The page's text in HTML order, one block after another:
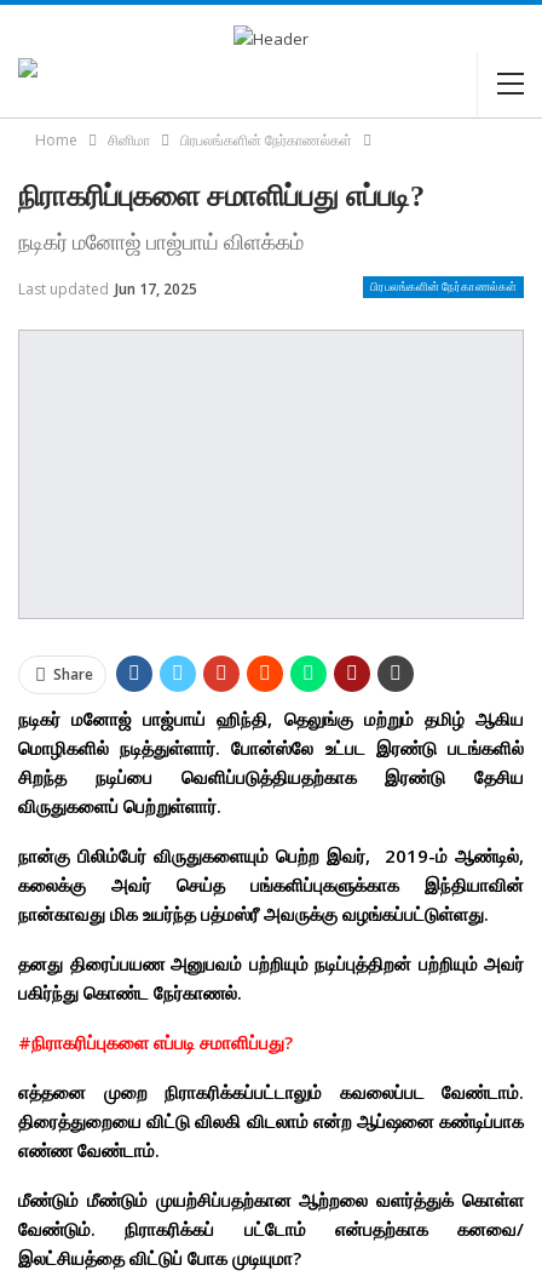
Home சினிமா பிரபலங்களின் நேர்காணல்கள்
நிராகரிப்புகளை சமாளிப்பது எப்படி?
நடிகர் மனோஜ் பாஜ்பாய் விளக்கம்
பிரபலங்களின் நேர்காணல்கள்
Last updated Jun 17, 2025
Share
நடிகர் மனோஜ் பாஜ்பாய் ஹிந்தி, தெலுங்கு மற்றும் தமிழ் ஆகிய
மொழிகளில் நடித்துள்ளார். போன்ஸ்லே உட்பட இரண்டு படங்களில்
சிறந்த நடிப்பை வெளிப்படுத்தியதற்காக இரண்டு தேசிய
விருதுகளைப் பெற்றுள்ளார்.
நான்கு பிலிம்பேர் விருதுகளையும் பெற்ற இவர், 2019-ம் ஆண்டில்,
கலைக்கு அவர் செய்த பங்களிப்புகளுக்காக இந்தியாவின்
நான்காவது மிக உயர்ந்த பத்மஸ்ரீ அவருக்கு வழங்கப்பட்டுள்ளது.
தனது திரைப்பயண அனுபவம் பற்றியும் நடிப்புத்திறன் பற்றியும் அவர்
பகிர்ந்து கொண்ட நேர்காணல்.
#நிராகரிப்புகளை எப்படி சமாளிப்பது?
எத்தனை முறை நிராகரிக்கப்பட்டாலும் கவலைப்பட வேண்டாம்.
திரைத்துறையை விட்டு விலகி விடலாம் என்ற ஆப்ஷனை கண்டிப்பாக
எண்ண வேண்டாம்.
மீண்டும் மீண்டும் முயற்சிப்பதற்கான ஆற்றலை வளர்த்துக் கொள்ள
வேண்டும். நிராகரிக்கப் பட்டோம் என்பதற்காக கனவை/
இலட்சியத்தை விட்டுப் போக முடியுமா?